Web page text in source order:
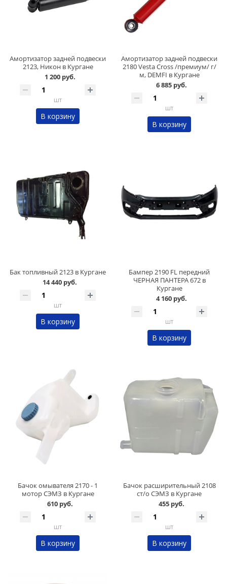
Амортизатор задней подвески
2123, Никон в Кургане
1 200 руб.
шт
В корзину
Амортизатор задней подвески
2180 Vesta Cross /премиум/ г/
м, DEMFI в Кургане
6 885 руб.
шт
В корзину
Бак топливный 2123 в Кургане
14 440 руб.
шт
В корзину
Бампер 2190 FL передний
ЧЕРНАЯ ПАНТЕРА 672 в
Кургане
4 160 руб.
шт
В корзину
Бачок омывателя 2170 - 1
мотор СЭМЗ в Кургане
610 руб.
шт
В корзину
Бачок расширительный 2108
ст/о СЭМЗ в Кургане
455 руб.
шт
В корзину